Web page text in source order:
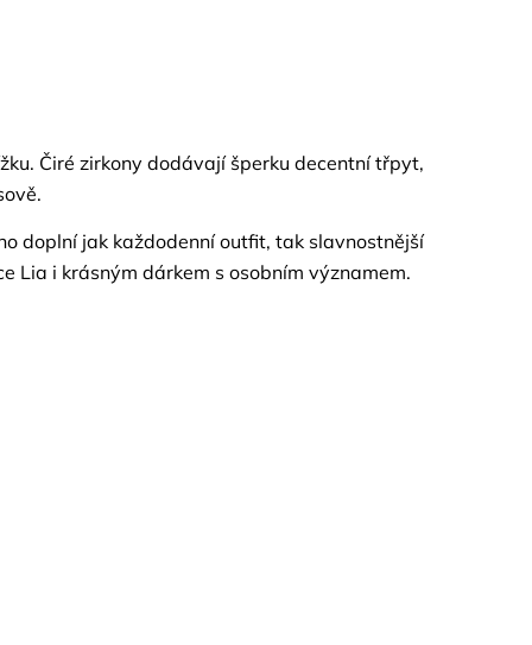
Čiré zirkony dodávají šperku decentní třpyt,
doplní jak každodenní outfit, tak slavnostnější
Lia i krásným dárkem s osobním významem.